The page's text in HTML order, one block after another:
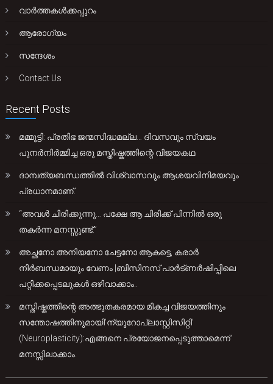
വാർത്തകൾക്കപ്പുറം
ആരോഗ്യം
സന്ദേശം
Contact Us
Recent Posts
മമ്മൂട്ടി: പ്രതിഭ ജന്മസിദ്ധമല്ല… ദിവസവും സ്വയം
പുനർനിർമ്മിച്ച ഒരു മസ്തിഷ്കത്തിന്റെ വിജയകഥ
ദാമ്പത്യബന്ധത്തിൽ വിശ്വാസവും ആശയവിനിമയവും
പ്രധാനമാണ്.
“അവൾ ചിരിക്കുന്നു… പക്ഷേ ആ ചിരിക്ക് പിന്നിൽ ഒരു
തകർന്ന മനസ്സുണ്ട്.”
അച്ഛനോ അനിയനോ ചേട്ടനോ ആകട്ടെ, കരാർ
നിർബന്ധമായും വേണം |ബിസിനസ് പാർട്ണർഷിപ്പിലെ
പറ്റിക്കപ്പെടലുകൾ ഒഴിവാക്കാം..
മസ്തിഷ്കത്തിന്റെ അത്ഭുതകരമായ മികച്ച വിജയത്തിനും
സന്തോഷത്തിനുമായി’ന്യൂറോപ്ലാസ്റ്റിസിറ്റി’
(Neuroplasticity):എങ്ങനെ പ്രയോജനപ്പെടുത്താമെന്ന്
മനസ്സിലാക്കാം.